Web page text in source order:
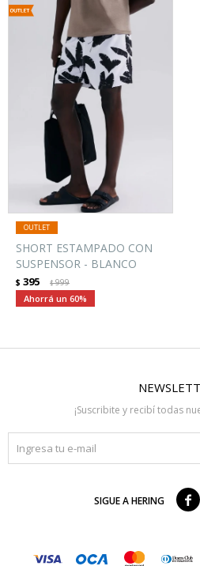
SHORT ESTAMPADO CON
SUSPENSOR - BLANCO
$ 395 $999
60
¡Suscribite y recibí todas
SIGUE A HERING 